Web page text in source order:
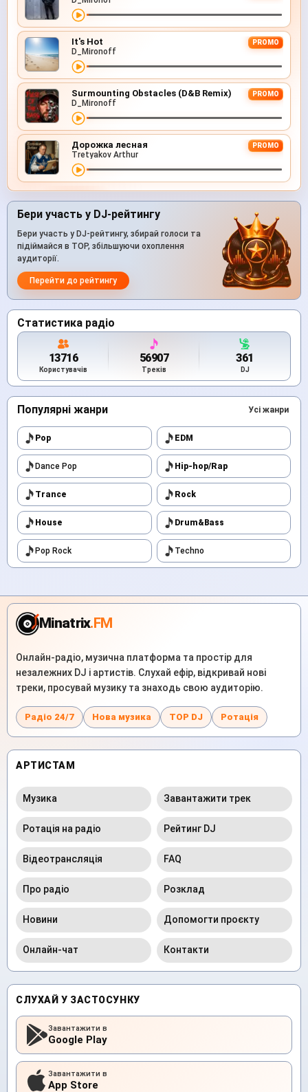
It's Hot PROMO
D_Mironoff
Surmounting Obstacles (D&B Remix) PROMO
D_Mironoff
Дорожка лесная PROMO
Tretyakov Arthur
Бери участь у DJ-рейтингу
Бери участь у DJ-рейтингу, збирай голоси та
підіймайся в TOP, збільшуючи охоплення
аудиторії.
Перейти до рейтингу
Статистика радіо
13716
Користувачів
56907
Треків
361
DJ
Популярні жанри Усі жанри
Pop EDM
Dance Pop Hip-hop/Rap
Trance Rock
House Drum&Bass
Pop Rock Techno
Minatrix.FM
Онлайн-радіо, музична платформа та простір для
незалежних DJ і артистів. Слухай ефір, відкривай нові
треки, просувай музику та знаходь свою аудиторію.
Радіо 24/7 Нова музика TOP DJ Ротація
АРТИСТАМ
Музика Завантажити трек
Ротація на радіо Рейтинг DJ
Відеотрансляція FAQ
Про радіо Розклад
Новини Допомогти проєкту
Онлайн-чат Контакти
СЛУХАЙ У ЗАСТОСУНКУ
Завантажити в
Google Play
Завантажити в
App Store